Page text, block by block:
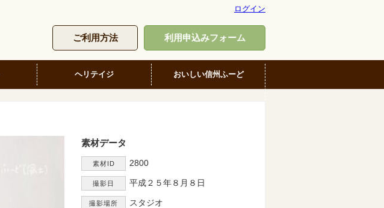
ログイン
ご利用方法 利用申込みフォーム
ヘリテイジ おいしい信州ふーど
素材データ
素材ID 2800
撮影日 平成２５年８月８日
撮影場所 スタジオ